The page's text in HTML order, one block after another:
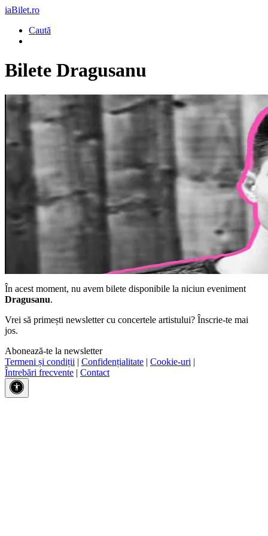
iaBilet.ro
Caută
Bilete Dragusanu
În acest moment, nu avem bilete disponibile la niciun eveniment
Dragusanu.
Vrei să primești newsletter cu concertele artistului? Înscrie-te mai
jos.
Abonează-te la newsletter
Termeni și condiții | Confidențialitate | Cookie-uri |
Întrebări frecvente | Contact